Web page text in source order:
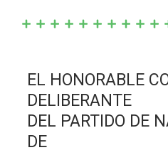
EL HONORABLE
DELIBERANTE
DEL PARTIDO DE
DE